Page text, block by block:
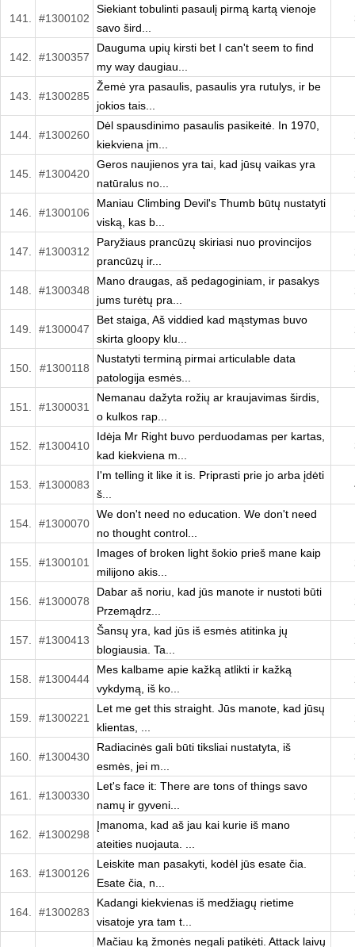
141. #1300102
Siekiant tobulinti pasaulį pirmą kartą vienoje
savo šird...
142. #1300357
Dauguma upių kirsti bet I can't seem to find
my way daugiau...
143. #1300285
Žemė yra pasaulis, pasaulis yra rutulys, ir be
jokios tais...
144. #1300260
Dėl spausdinimo pasaulis pasikeitė. In 1970,
kiekviena įm...
145. #1300420
Geros naujienos yra tai, kad jūsų vaikas yra
natūralus no...
146. #1300106
Maniau Climbing Devil's Thumb būtų nustatyti
viską, kas b...
147. #1300312
Paryžiaus prancūzų skiriasi nuo provincijos
prancūzų ir...
148. #1300348
Mano draugas, aš pedagoginiam, ir pasakys
jums turėtų pra...
149. #1300047
Bet staiga, Aš viddied kad mąstymas buvo
skirta gloopy klu...
150. #1300118
Nustatyti terminą pirmai articulable data
patologija esmės...
151. #1300031
Nemanau dažyta rožių ar kraujavimas širdis,
o kulkos rap...
152. #1300410
Idėja Mr Right buvo perduodamas per kartas,
kad kiekviena m...
153. #1300083
I'm telling it like it is. Priprasti prie jo arba įdėti
š...
154. #1300070
We don't need no education. We don't need
no thought control...
155. #1300101
Images of broken light šokio prieš mane kaip
milijono akis...
156. #1300078
Dabar aš noriu, kad jūs manote ir nustoti būti
Przemądrz...
157. #1300413
Šansų yra, kad jūs iš esmės atitinka jų
blogiausia. Ta...
158. #1300444
Mes kalbame apie kažką atlikti ir kažką
vykdymą, iš ko...
159. #1300221
Let me get this straight. Jūs manote, kad jūsų
klientas, ...
160. #1300430
Radiacinės gali būti tiksliai nustatyta, iš
esmės, jei m...
161. #1300330
Let's face it: There are tons of things savo
namų ir gyveni...
162. #1300298
Įmanoma, kad aš jau kai kurie iš mano
ateities nuojauta. ...
163. #1300126
Leiskite man pasakyti, kodėl jūs esate čia.
Esate čia, n...
164. #1300283
Kadangi kiekvienas iš medžiagų rietime
visatoje yra tam t...
Mačiau ką žmonės negali patikėti. Attack laivų